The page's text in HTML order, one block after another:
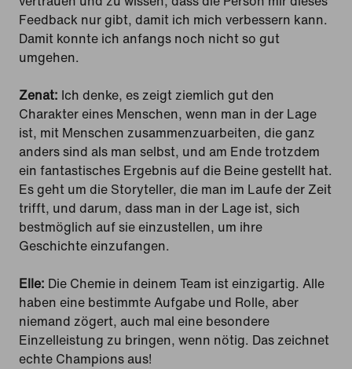
Feedback nur gibt, damit ich mich verbessern kann.
Damit konnte ich anfangs noch nicht so gut
umgehen.
Zenat: Ich denke, es zeigt ziemlich gut den
Charakter eines Menschen, wenn man in der Lage
ist, mit Menschen zusammenzuarbeiten, die ganz
anders sind als man selbst, und am Ende trotzdem
ein fantastisches Ergebnis auf die Beine gestellt hat.
Es geht um die Storyteller, die man im Laufe der Zeit
trifft, und darum, dass man in der Lage ist, sich
bestmöglich auf sie einzustellen, um ihre
Geschichte einzufangen.
Elle: Die Chemie in deinem Team ist einzigartig. Alle
haben eine bestimmte Aufgabe und Rolle, aber
niemand zögert, auch mal eine besondere
Einzelleistung zu bringen, wenn nötig. Das zeichnet
echte Champions aus!